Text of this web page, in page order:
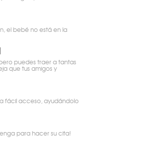
el bebé no está en la
puedes traer a tantas
que tus amigos y
fácil acceso, ayudándolo
para hacer su cita!